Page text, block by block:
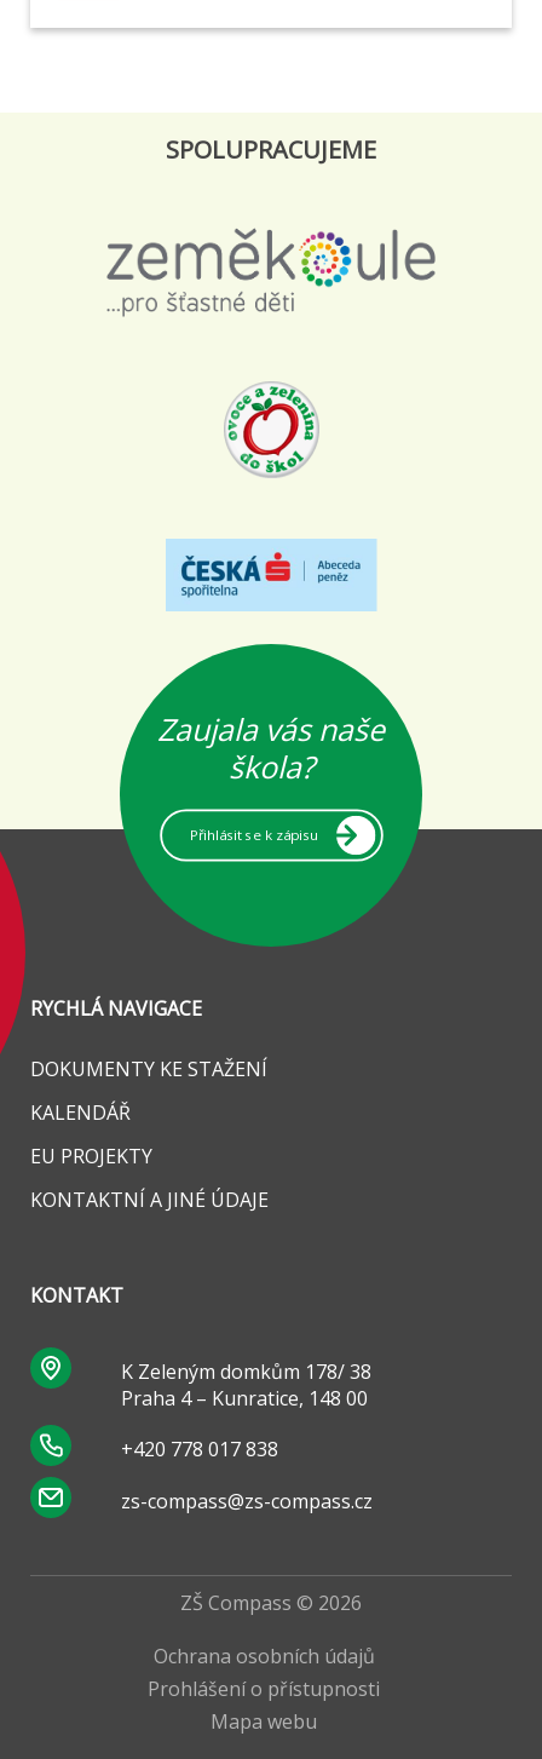
SPOLUPRACUJEME
RYCHLÁ NAVIGACE
DOKUMENTY KE STAŽENÍ
KALENDÁŘ
EU PROJEKTY
KONTAKTNÍ A JINÉ ÚDAJE
KONTAKT
K Zeleným domkům 178/ 38
Praha 4 – Kunratice, 148 00
+420 778 017 838
zs-compass@zs-compass.cz
Zaujala vás naše
škola?
Přihlásit se k zápisu
ZŠ Compass © 2026
Ochrana osobních údajů
Prohlášení o přístupnosti
Mapa webu